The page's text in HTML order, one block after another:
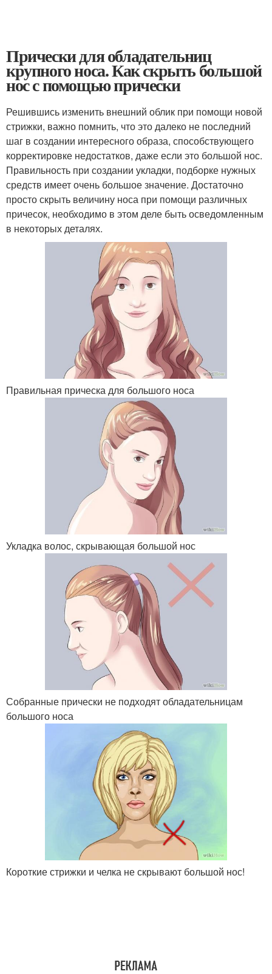
Прически для обладательниц
крупного носа. Как скрыть большой
нос с помощью прически
Решившись изменить внешний облик при помощи новой
стрижки, важно помнить, что это далеко не последний
шаг в создании интересного образа, способствующего
корректировке недостатков, даже если это большой нос.
Правильность при создании укладки, подборке нужных
средств имеет очень большое значение. Достаточно
просто скрыть величину носа при помощи различных
причесок, необходимо в этом деле быть осведомленным
в некоторых деталях.
Правильная прическа для большого носа
Укладка волос, скрывающая большой нос
Собранные прически не подходят обладательницам
большого носа
Короткие стрижки и челка не скрывают большой нос!